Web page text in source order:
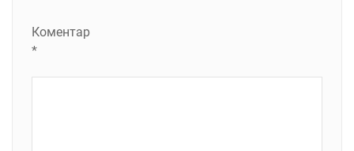
Коментар
*